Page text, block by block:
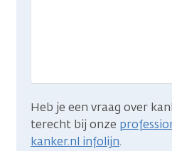
Heb je een vraag over
terecht bij onze
kanker.nl infolijn.